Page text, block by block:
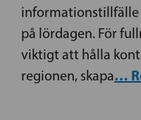
informationstillfälle
på lördagen. För
viktigt att hålla
regionen, skapa…